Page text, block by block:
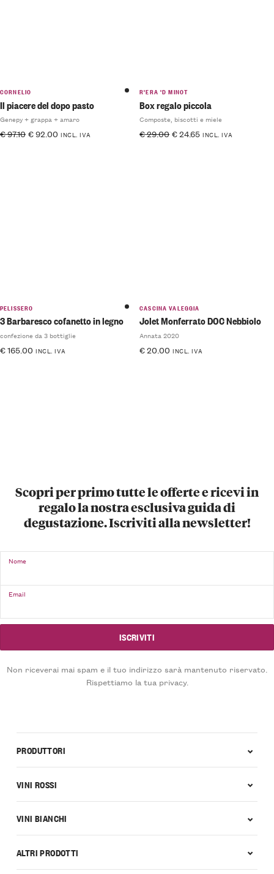
CORNELIO
Il piacere del dopo pasto
Genepy + grappa + amaro
€97.10 €92.00 INCL. IVA
R'ERA 'D MINOT
Box regalo piccola
Composte, biscotti e miele
€29.00 €24.65 INCL. IVA
PELISSERO
3 Barbaresco cofanetto in legno
confezione da 3 bottiglie
€165.00 INCL. IVA
CASCINA VALEGGIA
Jolet Monferrato DOC Nebbiolo
Annata 2020
€20.00 INCL. IVA
Scopri per primo tutte le offerte e ricevi in
regalo la nostra esclusiva guida di
degustazione. Iscriviti alla newsletter!
Nome
Email
Non riceverai mai spam e il tuo indirizzo sarà mantenuto riservato.
Rispettiamo la tua privacy.
PRODUTTORI
VINI ROSSI
VINI BIANCHI
ALTRI PRODOTTI